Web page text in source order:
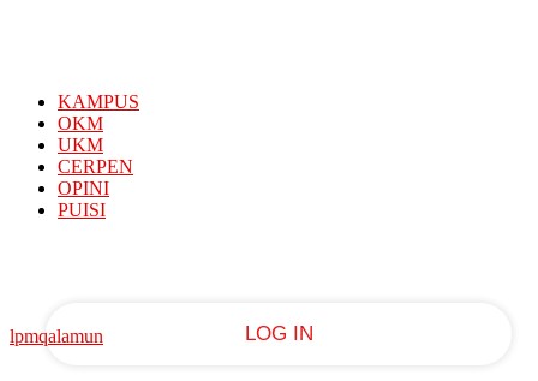
KAMPUS
OKM
UKM
CERPEN
OPINI
PUISI
lpmqalamun